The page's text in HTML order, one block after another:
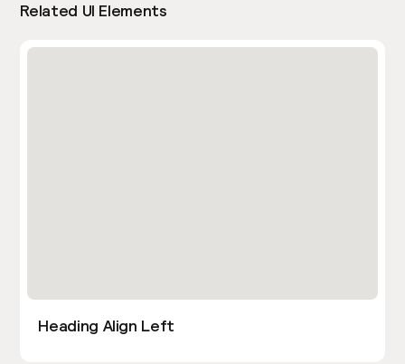
Related UI Elements
Heading Align Left